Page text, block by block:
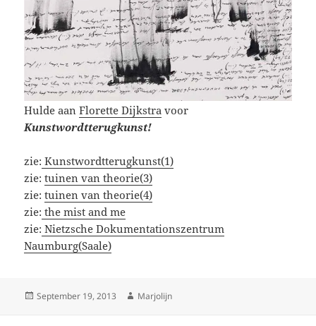
Hulde aanFlorette Dijkstra voor
Kunstwordtterugkunst!
zie: Kunstwordtterugkunst(1)
zie:tuinen van theorie(3)
zie:tuinen van theorie(4)
zie: the mist and me
zie: Nietzsche Dokumentationszentrum
Naumburg(Saale)
Posted
September 19, 2013 Author
Marjolijn